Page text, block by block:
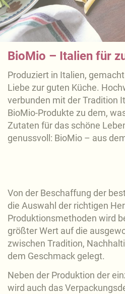
BioMio – Italien für
Produziert in Italien,
Liebe zur guten Küche.
verbunden mit der Tradition
BioMio-Produkte zu dem,
Zutaten für das schöne
genussvoll: BioMio – aus
Von der Beschaffung der
die Auswahl der richtigen
Produktionsmethoden wird
größter Wert auf die
zwischen Tradition,
dem Geschmack gelegt.
Neben der Produktion der
wird auch das